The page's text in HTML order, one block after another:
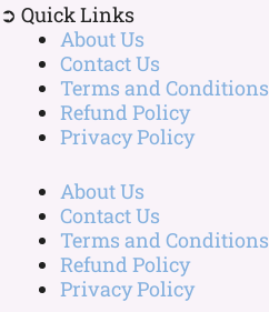
➲ Quick Links
About Us
Contact Us
Terms and Conditions
Refund Policy
Privacy Policy
About Us
Contact Us
Terms and Conditions
Refund Policy
Privacy Policy